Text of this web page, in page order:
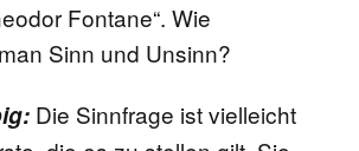
Fontane“. Wie
Sinn und Unsinn?
Die Sinnfrage ist vielleicht